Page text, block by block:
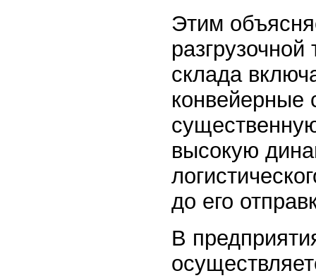
Этим
склада
конвейерные
высокую
до его
В